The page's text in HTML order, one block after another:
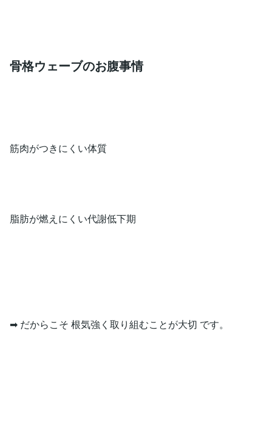
骨格ウェーブのお腹事情
筋肉がつきにくい体質
脂肪が燃えにくい代謝低下期
➡ だからこそ 根気強く取り組むことが大切 です。